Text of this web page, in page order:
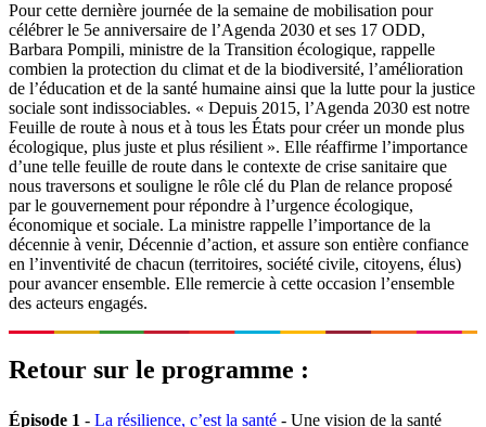
Pour cette dernière journée de la semaine de mobilisation pour
célébrer le 5e anniversaire de l’Agenda 2030 et ses 17 ODD,
Barbara Pompili, ministre de la Transition écologique, rappelle
combien la protection du climat et de la biodiversité, l’amélioration
de l’éducation et de la santé humaine ainsi que la lutte pour la justice
sociale sont indissociables. « Depuis 2015, l’Agenda 2030 est notre
Feuille de route à nous et à tous les États pour créer un monde plus
écologique, plus juste et plus résilient ». Elle réaffirme l’importance
d’une telle feuille de route dans le contexte de crise sanitaire que
nous traversons et souligne le rôle clé du Plan de relance proposé
par le gouvernement pour répondre à l’urgence écologique,
économique et sociale. La ministre rappelle l’importance de la
décennie à venir, Décennie d’action, et assure son entière confiance
en l’inventivité de chacun (territoires, société civile, citoyens, élus)
pour avancer ensemble. Elle remercie à cette occasion l’ensemble
des acteurs engagés.
Retour sur le programme :
Épisode 1 - La résilience, c’est la santé - Une vision de la santé